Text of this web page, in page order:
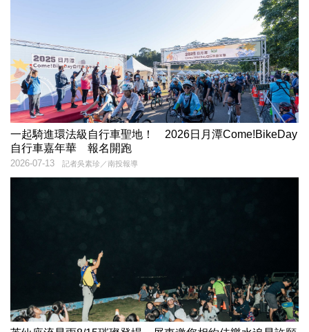
一起騎進環法級自行車聖地！ 2026日月潭Come!BikeDay
自行車嘉年華 報名開跑
記者吳素珍／南投報導
2026-07-13